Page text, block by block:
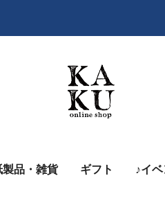
製品・雑貨 ギフト ♪イ